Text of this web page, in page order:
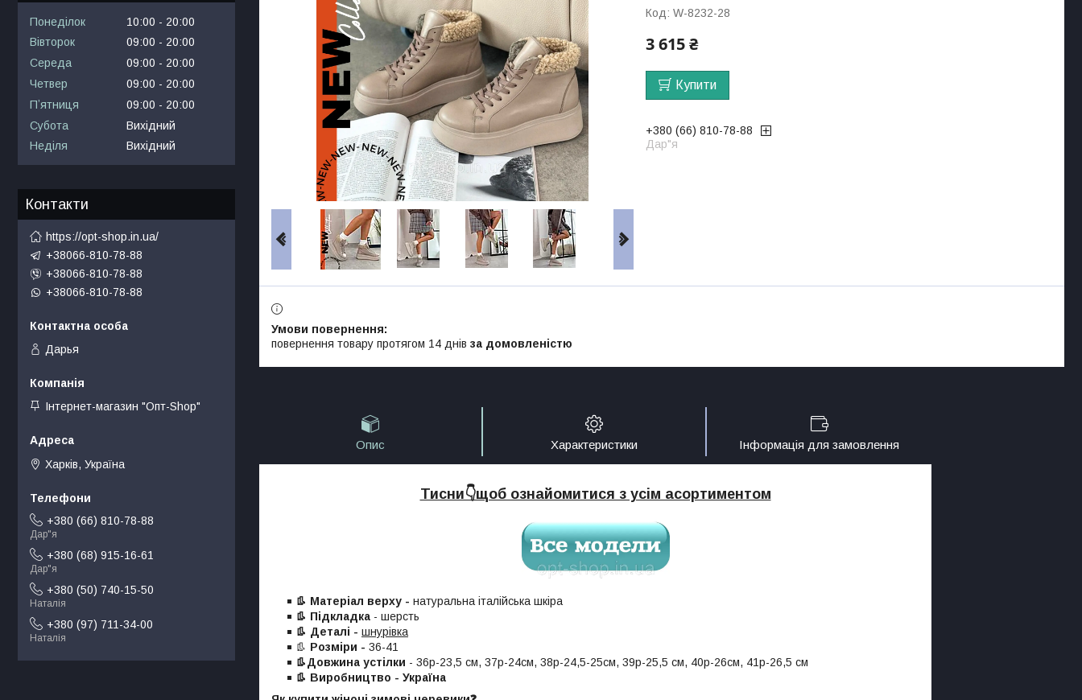
Код: W-8232-28
3 615 ₴
Купити
+380 (66) 810-78-88
Дар"я
повернення товару протягом 14 днів за домовленістю
Опис Характеристики Інформація для замовлення
Тисни👇щоб ознайомитися з усім асортиментом
👢 Матеріал верху - натуральна італійська шкіра
👢 Підкладка - шерсть
👢 Деталі - шнурівка
👢 Розміри - 36-41
👢Довжина устілки - 36р-23,5 см, 37р-24см, 38р-24,5-25см, 39р-25,5 см, 40р-26см, 41р-26,5 см
👢 Виробництво - Україна
Понеділок 10:00
20:00
Вівторок
09:00
20:00
Середа
09:00
20:00
Четвер
09:00
20:00
Пʼятниця
09:00
20:00
Субота
Вихідний
Неділя
Вихідний
Контакти
https://opt-shop.in.ua/
+38066-810-78-88
+38066-810-78-88
+38066-810-78-88
Дарья
Інтернет-магазин "Опт-Shop"
Харків, Україна
+380 (66) 810-78-88
Дар"я
+380 (68) 915-16-61
Дар"я
+380 (50) 740-15-50
Наталія
+380 (97) 711-34-00
Наталія